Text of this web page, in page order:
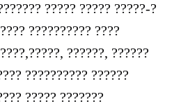
????? ????? ?????-?
?????????? ????
??????, ??????
?????????? ??????
????? ???????